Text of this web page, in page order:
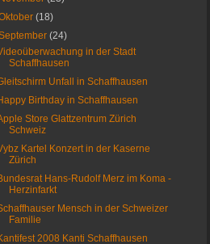
(18)
(24)
in der Stadt
Schaffhausen
Unfall in Schaffhausen
Birthday in Schaffhausen
Store Glattzentrum Zürich
Schweiz
Kartel Konzert in der Kaserne
Zürich
Hans-Rudolf Merz im Koma -
Herzinfarkt
Mensch in der Schweizer
Familie
2008 Kanti Schaffhausen